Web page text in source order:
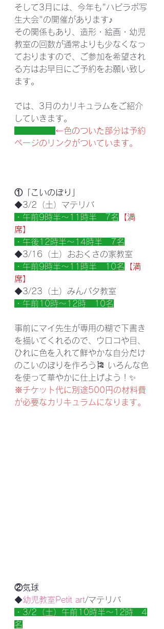
そして3月には、今年も"ハピラボ写
生大会"の開催があります♪
その関係もあり、造形・絵画・幼児
教室の回数が通常よりも少なくなっ
ておりますので、ご参加を希望され
る方はお早目にご予約をお願い致し
ます。
では、3月のカリキュラムをご紹介
していきます。
←色のついた部分は予約
ページのリンクがついています。
①「こいのぼり」
◆3/2（土）マテリバ
・午前9時半～11時半　7名
【満
席】
・午後12時半～14時半　7名
◆3/16（土）おおくさの家教室
・午前9時半～11時半　10名
【満
席】
◆3/23（土）みんパタ教室
・午前10時～12時　10名
事前にマイ先生が専用の糊で下書き
を描いてくれるので、ウロコや目、
ひれに色を入れて鮮やかな自分だけ
のこいのぼりを作ろう🎏 いろんな色
を使って華やかに仕上げよう！✨
※チケット代に別途500円の材料費
が必要なカリキュラムになります。
②気球
◆幼児教室Petit art/マテリバ
・3/2（土）午前10時半～12時　4
名